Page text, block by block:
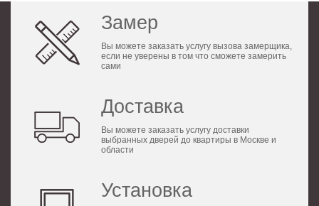
Замер
Вы можете заказать услугу вызова замерщика,
если не уверены в том что сможете замерить
сами
Доставка
Вы можете заказать услугу доставки
выбранных дверей до квартиры в Москве и
области
Установка